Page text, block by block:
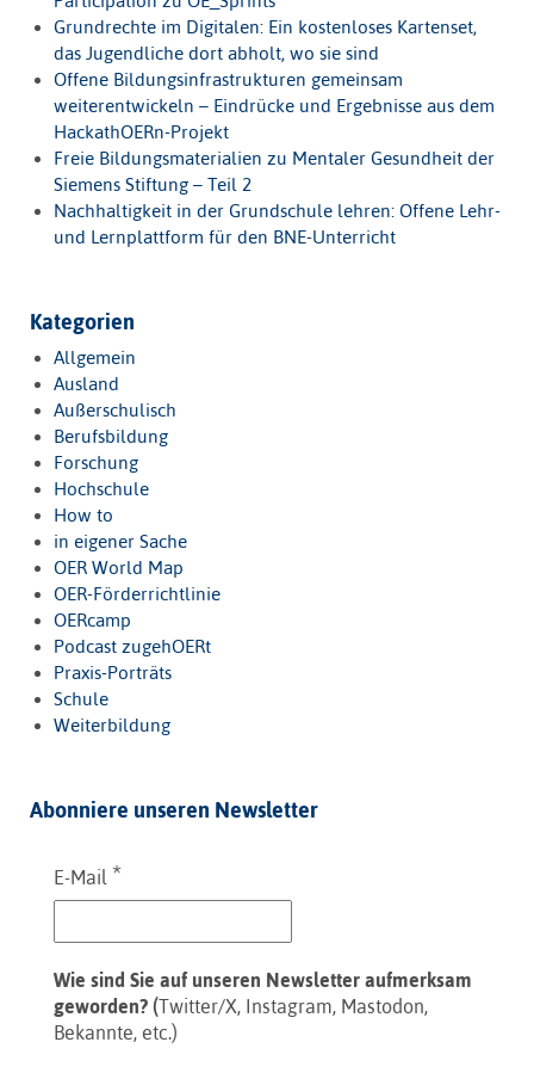
Grundrechte im Digitalen: Ein kostenloses Kartenset,
das Jugendliche dort abholt, wo sie sind
Offene Bildungsinfrastrukturen gemeinsam
weiterentwickeln – Eindrücke und Ergebnisse aus dem
HackathOERn-Projekt
Freie Bildungsmaterialien zu Mentaler Gesundheit der
Siemens Stiftung – Teil 2
Nachhaltigkeit in der Grundschule lehren: Offene Lehr-
und Lernplattform für den BNE-Unterricht
Kategorien
Allgemein
Ausland
Außerschulisch
Berufsbildung
Forschung
Hochschule
How to
in eigener Sache
OER World Map
OER-Förderrichtlinie
OERcamp
Podcast zugehOERt
Praxis-Porträts
Schule
Weiterbildung
Abonniere unseren Newsletter
E-Mail *
Wie sind Sie auf unseren Newsletter aufmerksam
geworden? (Twitter/X, Instagram, Mastodon,
Bekannte, etc.)